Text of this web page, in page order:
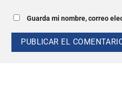
Guarda mi nombre, correo